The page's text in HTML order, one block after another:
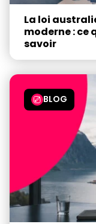
La loi
moderne : ce
savoir
BLOG